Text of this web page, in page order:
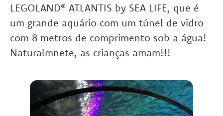
LEGOLAND® ATLANTIS by SEA LIFE, que é
um grande aquário com um túnel de vidro
com 8 metros de comprimento sob a água!
Naturalmnete, as crianças amam!!!